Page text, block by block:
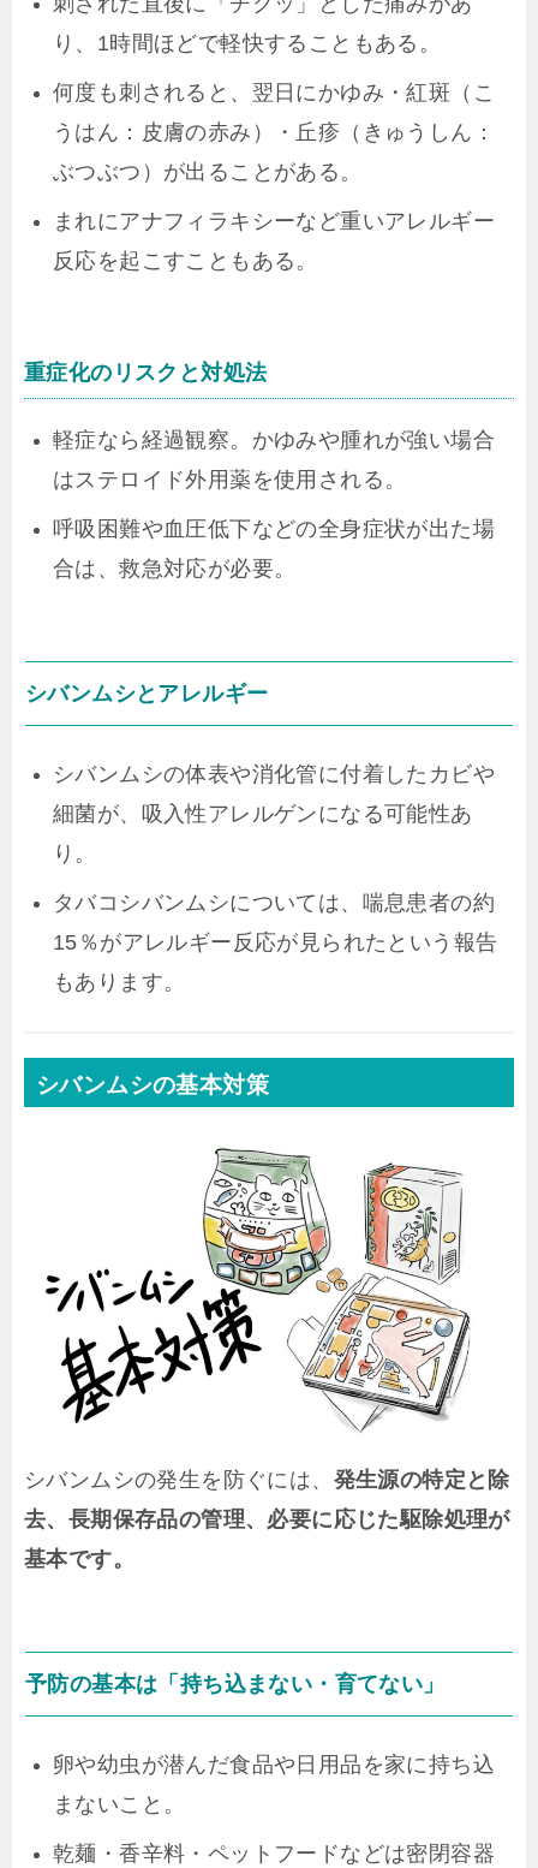
り、1時間ほどで軽快することもある。
何度も刺されると、翌日にかゆみ・紅斑（こ
うはん：皮膚の赤み）・丘疹（きゅうしん：
ぶつぶつ）が出ることがある。
まれにアナフィラキシーなど重いアレルギー
反応を起こすこともある。
重症化のリスクと対処法
軽症なら経過観察。かゆみや腫れが強い場合
はステロイド外用薬を使用される。
呼吸困難や血圧低下などの全身症状が出た場
合は、救急対応が必要。
シバンムシとアレルギー
シバンムシの体表や消化管に付着したカビや
細菌が、吸入性アレルゲンになる可能性あ
り。
タバコシバンムシについては、喘息患者の約
15％がアレルギー反応が見られたという報告
もあります。
シバンムシの基本対策
シバンムシの発生を防ぐには、 発生源の特定と除
去、長期保存品の管理、必要に応じた駆除処理が
基本です。
予防の基本は「持ち込まない・育てない」
卵や幼虫が潜んだ食品や日用品を家に持ち込
まないこと。
乾麺・香辛料・ペットフードなどは密閉容器